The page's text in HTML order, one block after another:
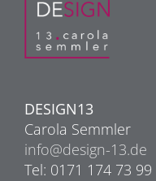
DESIGN13
Carola Semmler
info@design-13.de
Tel: 0171 174 73 99